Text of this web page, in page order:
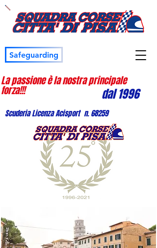
Safeguarding
La passione è la nostra principale
forza!!! dal 1996
Scuderia Licenza Acisport n. 68259